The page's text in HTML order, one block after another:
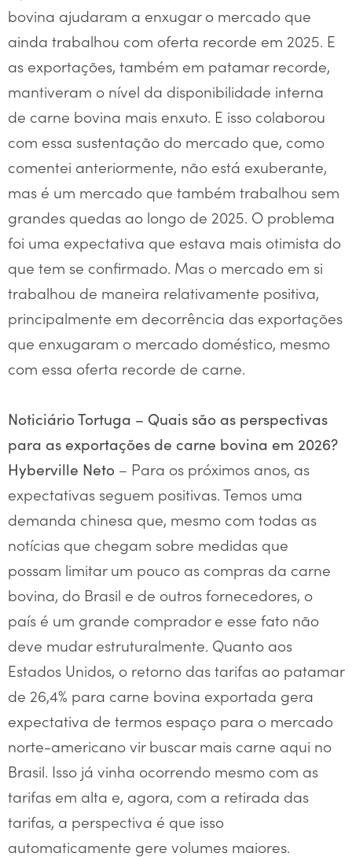
bovina ajudaram a enxugar o mercado que
ainda trabalhou com oferta recorde em 2025. E
as exportações, também em patamar recorde,
mantiveram o nível da disponibilidade interna
de carne bovina mais enxuto. E isso colaborou
com essa sustentação do mercado que, como
comentei anteriormente, não está exuberante,
mas é um mercado que também trabalhou sem
grandes quedas ao longo de 2025. O problema
foi uma expectativa que estava mais otimista do
que tem se confirmado. Mas o mercado em si
trabalhou de maneira relativamente positiva,
principalmente em decorrência das exportações
que enxugaram o mercado doméstico, mesmo
com essa oferta recorde de carne.
Noticiário Tortuga – Quais são as perspectivas
para as exportações de carne bovina em 2026?
Hyberville Neto – Para os próximos anos, as
expectativas seguem positivas. Temos uma
demanda chinesa que, mesmo com todas as
notícias que chegam sobre medidas que
possam limitar um pouco as compras da carne
bovina, do Brasil e de outros fornecedores, o
país é um grande comprador e esse fato não
deve mudar estruturalmente. Quanto aos
Estados Unidos, o retorno das tarifas ao patamar
de 26,4% para carne bovina exportada gera
expectativa de termos espaço para o mercado
norte-americano vir buscar mais carne aqui no
Brasil. Isso já vinha ocorrendo mesmo com as
tarifas em alta e, agora, com a retirada das
tarifas, a perspectiva é que isso
automaticamente gere volumes maiores.